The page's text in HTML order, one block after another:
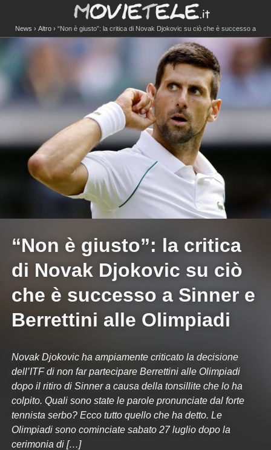
News Altro
“Non è giusto”: la critica di Novak Djokovic su ciò che è successo a
Sinner e Berrettini alle Olimpiadi
“Non è giusto”: la critica
di Novak Djokovic su ciò
che è successo a Sinner e
Berrettini alle Olimpiadi
Novak Djokovic ha ampiamente criticato la decisione
dell’ITF di non far partecipare Berrettini alle Olimpiadi
dopo il ritiro di Sinner a causa della tonsillite che lo ha
colpito. Quali sono state le parole pronunciate dal forte
tennista serbo? Ecco tutto quello che ha detto. Le
Olimpiadi sono cominciate sabato 27 luglio dopo la
cerimonia di […]